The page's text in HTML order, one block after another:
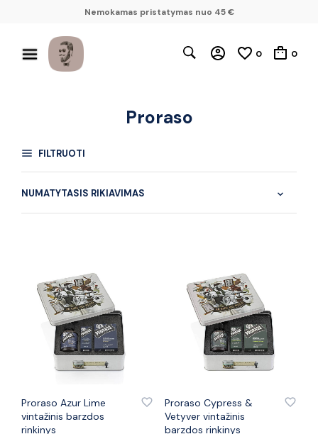
Nemokamas pristatymas nuo 45 €
0 0
Proraso
FILTRUOTI
Proraso Azur Lime
vintažinis barzdos
rinkinys
Proraso Cypress &
Vetyver vintažinis
barzdos rinkinys